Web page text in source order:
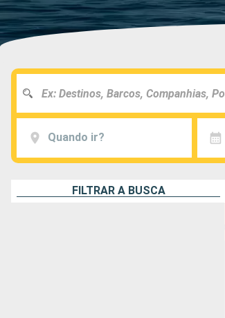
Quando ir?
FILTRAR A BUSCA